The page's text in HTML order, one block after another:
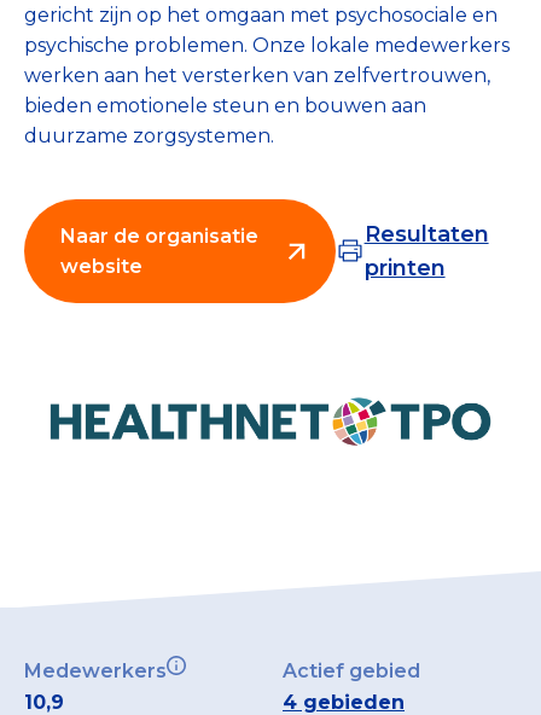
Contact & Signalen
Check keurmerk goede doelen
Collecterooster/wervingrooster
Over het CBF
gericht zijn op het omgaan met psychosociale en
psychische problemen. Onze lokale medewerkers
werken aan het versterken van zelfvertrouwen,
bieden emotionele steun en bouwen aan
duurzame zorgsystemen.
Naar de organisatie
website
Resultaten
printen
Medewerkers
10,9
Actief gebied
4 gebieden